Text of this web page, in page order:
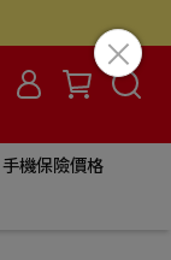
手機保險價格